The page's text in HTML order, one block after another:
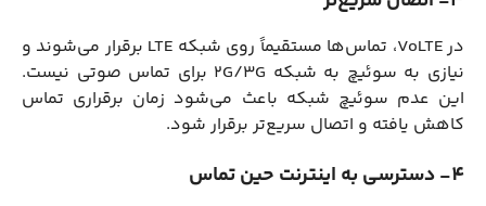
در VoLTE، تماس‌ها مستقیماً روی شبکه LTE برقرار می‌شوند و
نیازی به سوئیچ به شبکه 2G/3G برای تماس صوتی نیست.
این عدم سوئیچ شبکه باعث می‌شود زمان برقراری تماس
کاهش یافته و اتصال سریع‌تر برقرار شود.
4- دسترسی به اینترنت حین تماس